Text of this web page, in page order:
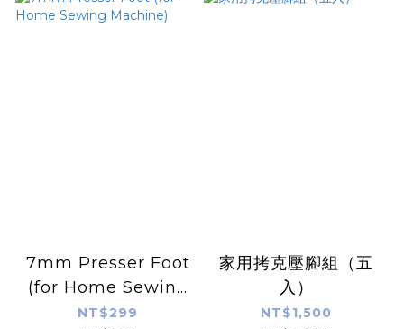
7mm Presser Foot
(for Home Sewing
Machine)
NT$299
家用拷克壓腳組（五
入）
NT$1,500